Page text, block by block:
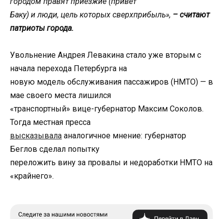
Баку) и люди, цель которых сверхприбыль», – считают
патриоты города.
Увольнение Андрея Левакина стало уже вторым с
начала перехода Петербурга на
новую модель обслуживания пассажиров (НМТО) — в
мае своего места лишился
«транспортный» вице-губернатор Максим Соколов.
Тогда местная пресса
высказывала аналогичное мнение: губернатор
Беглов сделал попытку
переложить вину за провалы и недоработки НМТО на
«крайнего».